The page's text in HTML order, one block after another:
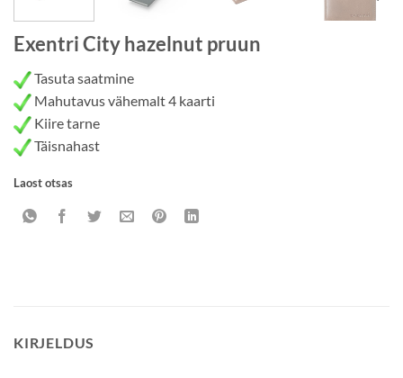
Exentri City hazelnut pruun
Tasuta saatmine
Mahutavus vähemalt 4 kaarti
Kiire tarne
Täisnahast
Laost otsas
KIRJELDUS